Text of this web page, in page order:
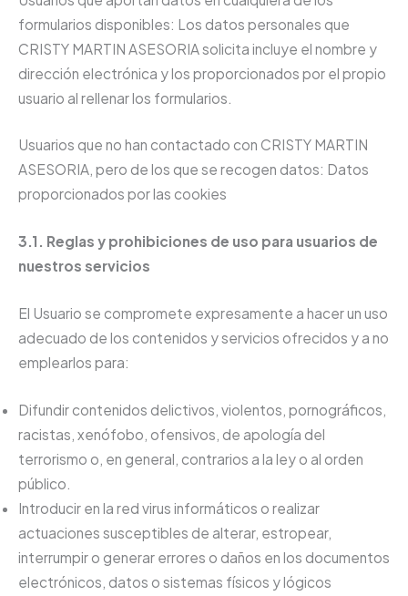
formularios disponibles: Los datos personales que
CRISTY MARTIN ASESORIA solicita incluye el nombre y
dirección electrónica y los proporcionados por el propio
usuario al rellenar los formularios.
Usuarios que no han contactado con CRISTY MARTIN
ASESORIA, pero de los que se recogen datos: Datos
proporcionados por las cookies
3.1. Reglas y prohibiciones de uso para usuarios de
nuestros servicios
El Usuario se compromete expresamente a hacer un uso
adecuado de los contenidos y servicios ofrecidos y a no
emplearlos para:
Difundir contenidos delictivos, violentos, pornográficos,
racistas, xenófobo, ofensivos, de apología del
terrorismo o, en general, contrarios a la ley o al orden
público.
Introducir en la red virus informáticos o realizar
actuaciones susceptibles de alterar, estropear,
interrumpir o generar errores o daños en los documentos
electrónicos, datos o sistemas físicos y lógicos